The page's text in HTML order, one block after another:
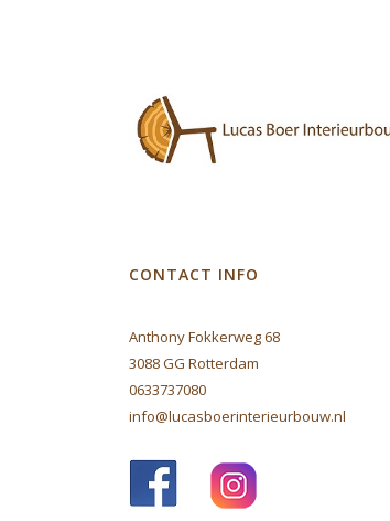
CONTACT INFO
Anthony Fokkerweg 68
3088 GG Rotterdam
0633737080
info@lucasboerinterieurbouw.nl